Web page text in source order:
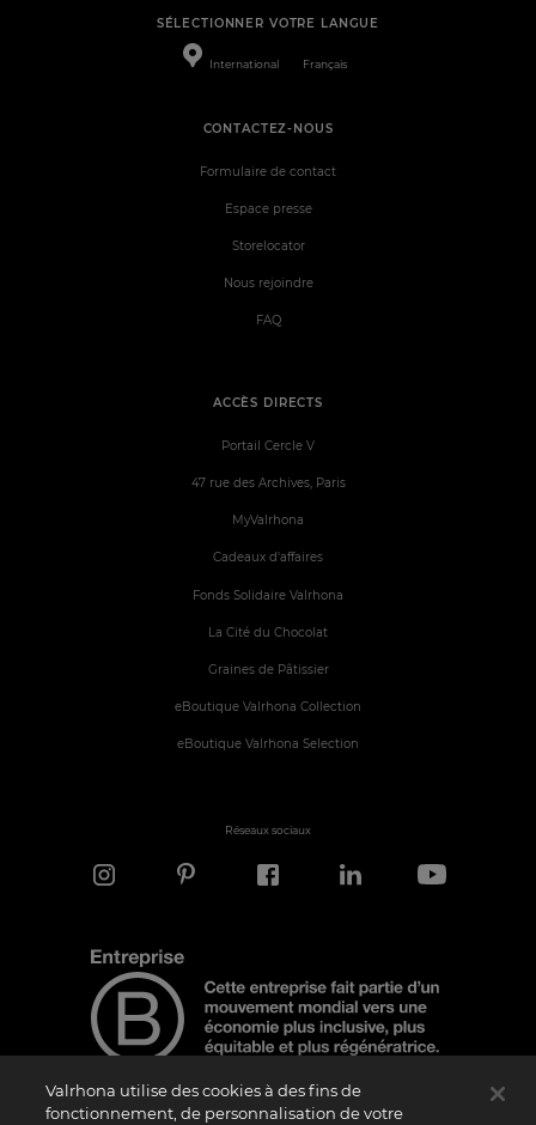
SÉLECTIONNER VOTRE LANGUE
International Français
ACCÈS DIRECTS
Portail Cercle V
47 rue des Archives, Paris
MyValrhona
Cadeaux d'affaires
Fonds Solidaire Valrhona
La Cité du Chocolat
Graines de Pâtissier
eBoutique Valrhona Collection
eBoutique Valrhona Selection
CONTACTEZ-NOUS
Formulaire de contact
Espace presse
Storelocator
Nous rejoindre
FAQ
Réseaux sociaux
Valrhona utilise des cookies à des fins de
fonctionnement, de personnalisation de votre